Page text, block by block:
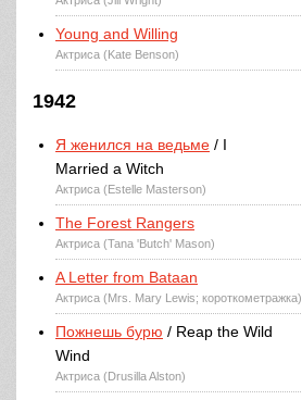
Young and Willing
Актриса (Kate Benson)
1942
Я женился на ведьме / I
Married a Witch
Актриса (Estelle Masterson)
The Forest Rangers
Актриса (Tana 'Butch' Mason)
A Letter from Bataan
Актриса (Mrs. Mary Lewis; короткометражка)
Пожнешь бурю / Reap the Wild
Wind
Актриса (Drusilla Alston)